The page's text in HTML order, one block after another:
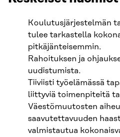
Koulutusjärjestelmän
tulee tarkastella
pitkäjänteisemmin.
Rahoituksen ja
uudistumista.
Tiiviisti työelämässä
liittyviä toimenpiteitä
Väestömuutosten
saavutettavuuden
valmistautua